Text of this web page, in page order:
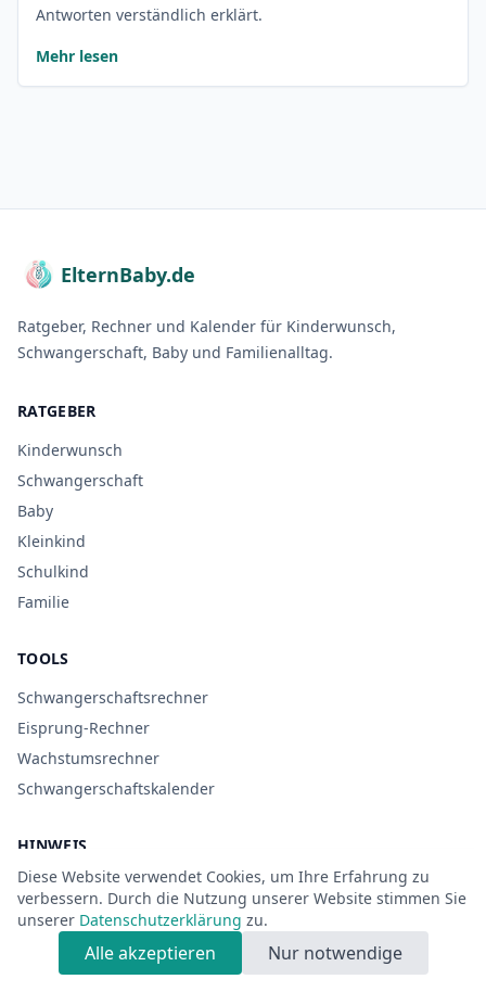
Antworten verständlich erklärt.
Mehr lesen
ElternBaby.de
Ratgeber, Rechner und Kalender für Kinderwunsch,
Schwangerschaft, Baby und Familienalltag.
RATGEBER
Kinderwunsch
Schwangerschaft
Baby
Kleinkind
Schulkind
Familie
TOOLS
Schwangerschaftsrechner
Eisprung-Rechner
Wachstumsrechner
Schwangerschaftskalender
HINWEIS
Die Inhalte dienen der allgemeinen Orientierung und
ersetzen keine medizinische Beratung. Bei Beschwerden
oder Unsicherheit sollte ärztlicher Rat eingeholt werden.
Diese Website verwendet Cookies, um Ihre Erfahrung zu
verbessern. Durch die Nutzung unserer Website stimmen Sie
unserer Datenschutzerklärung zu.
Alle akzeptieren Nur notwendige